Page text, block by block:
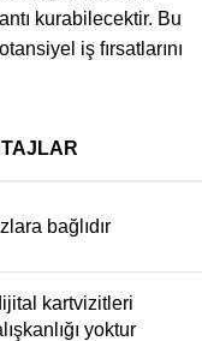
kurabilecektir. Bu
iş fırsatlarını
bağlıdır
kartvizitleri
yoktur